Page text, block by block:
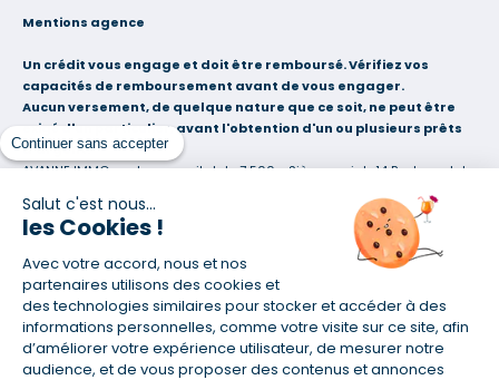
Continuer sans accepter
Salut c'est nous...
les Cookies !
Avec votre accord, nous et nos
partenaires utilisons des cookies et
des technologies similaires pour stocker et accéder à des
informations personnelles, comme votre visite sur ce site, afin
d’améliorer votre expérience utilisateur, de mesurer notre
audience, et de vous proposer des contenus et annonces
Mentions agence
Un crédit vous engage et doit être remboursé. Vérifiez vos
capacités de remboursement avant de vous engager.
Aucun versement, de quelque nature que ce soit, ne peut être
exigé d'un particulier, avant l'obtention d'un ou plusieurs prêts
d'argent.
AVANNE IMMO  sarlu au capital de 7 500 - Siège social : 14 Boulevard de
Courtier en opérations de banque et en services de paiement (COBSP),
Mandataire d'intermédiaire en opérations de banque et en services de
paiement (MIOBSP) et Courtier d'assurance ou de réassurance (COA)
sous le numéro 17001998 (site : www.orias.fr)
Agence franchisée du réseau Empruntis, juridiquement et
financièrement indépendante. Consultez la liste de nos partenaires sur
www.empruntis.com
Société soumise au contrôle de l'Autorité de Contrôle Prudentiel et de